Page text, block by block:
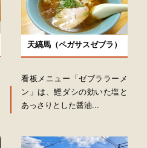
天縞馬（ペガサスゼブラ）
看板メニュー「ゼブララーメ
ン」は、鰹ダシの効いた塩と
あっさりとした醤油...